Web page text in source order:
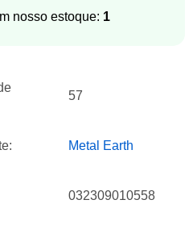
nosso estoque: 1
57
Metal Earth
032309010558